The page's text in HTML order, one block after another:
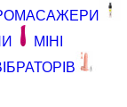
МІНІ